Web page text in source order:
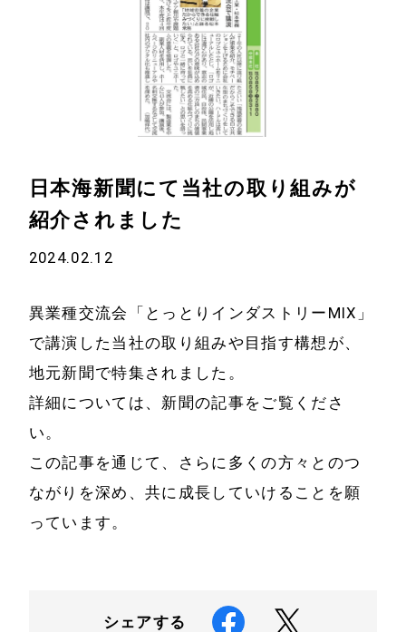
Digi×Pop事業製
品【デジポ事業
製品】
ール製品
一般段ボールケ
ワークスタイル
働きやすい環境
営業・事務
製造
地域貢献
ロゴに込めた思
い
ニューアル
日本海新聞にて当社の取り組みが
紹介されました
2024.02.12
異業種交流会「とっとりインダストリーMIX」
で講演した当社の取り組みや目指す構想が、
地元新聞で特集されました。
詳細については、新聞の記事をご覧くださ
い。
この記事を通じて、さらに多くの方々とのつ
ながりを深め、共に成長していけることを願
っています。
シェアする